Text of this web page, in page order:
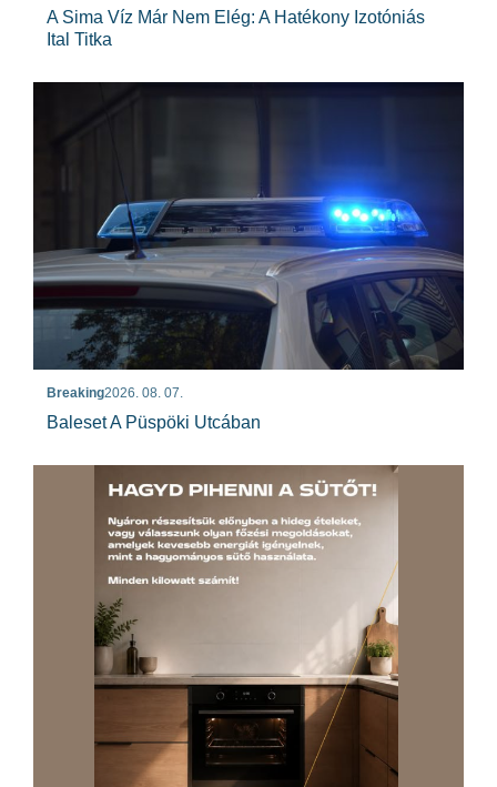
A Sima Víz Már Nem Elég: A Hatékony Izotóniás
Ital Titka
Breaking2026. 08. 07.
Baleset A Püspöki Utcában